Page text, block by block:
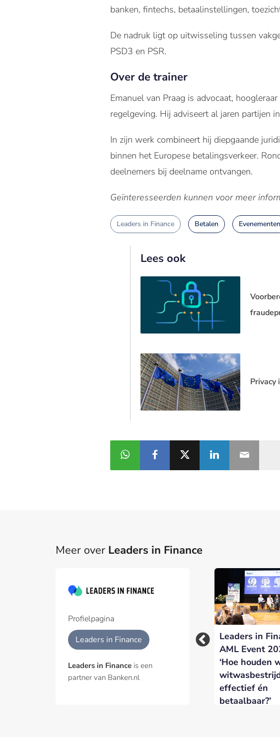
banken, fintechs, betaalinstellingen,
De nadruk ligt op uitwisseling tussen
PSD3 en PSR.
Over de trainer
Emanuel van Praag is advocaat,
regelgeving. Hij adviseert al jaren partijen
In zijn werk combineert hij diepgaande
binnen het Europese betalingsverkeer.
deelnemers bij deelname ontvangen.
Geïnteresseerden kunnen voor meer
Leaders in Finance Betalen Evenementen
Lees ook
Privacy
Meer over Leaders in Finance
Profielpagina
Leaders in Finance
Leaders in Finance is een
partner van Banken.nl
Van experimenteren
naar implementeren:
AI Event van Leaders
in Finance focust op
Finance organiseren
Actualiteitenmiddag
voor FEC-
professionals
Leaders in
AML Event
‘Hoe houden
effectief én
betaalbaar?’